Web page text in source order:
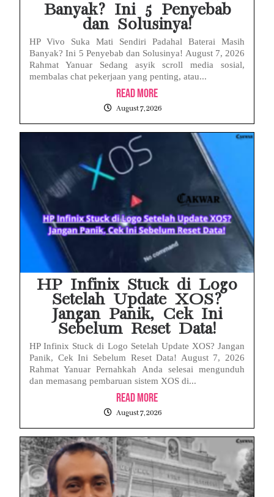
Banyak? Ini 5 Penyebab
dan Solusinya!
HP Vivo Suka Mati Sendiri Padahal Baterai Masih
Banyak? Ini 5 Penyebab dan Solusinya! August 7, 2026
Rahmat Yanuar Sedang asyik scroll media sosial,
membalas chat pekerjaan yang penting, atau...
Read More
August 7, 2026
HP Infinix Stuck di Logo
Setelah Update XOS?
Jangan Panik, Cek Ini
Sebelum Reset Data!
HP Infinix Stuck di Logo Setelah Update XOS? Jangan
Panik, Cek Ini Sebelum Reset Data! August 7, 2026
Rahmat Yanuar Pernahkah Anda selesai mengunduh
dan memasang pembaruan sistem XOS di...
Read More
August 7, 2026